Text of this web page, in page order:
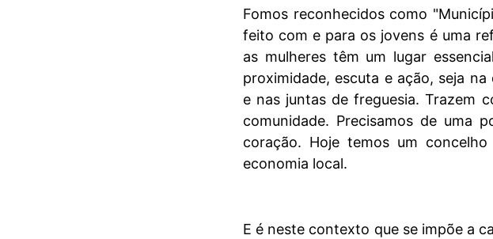
Fomos reconhecidos como
feito com e para os jovens é uma
as mulheres têm um lugar
proximidade, escuta e ação, seja
e nas juntas de freguesia. Trazem
comunidade. Precisamos de uma
coração. Hoje temos um
economia local.
E é neste contexto que se impõe a